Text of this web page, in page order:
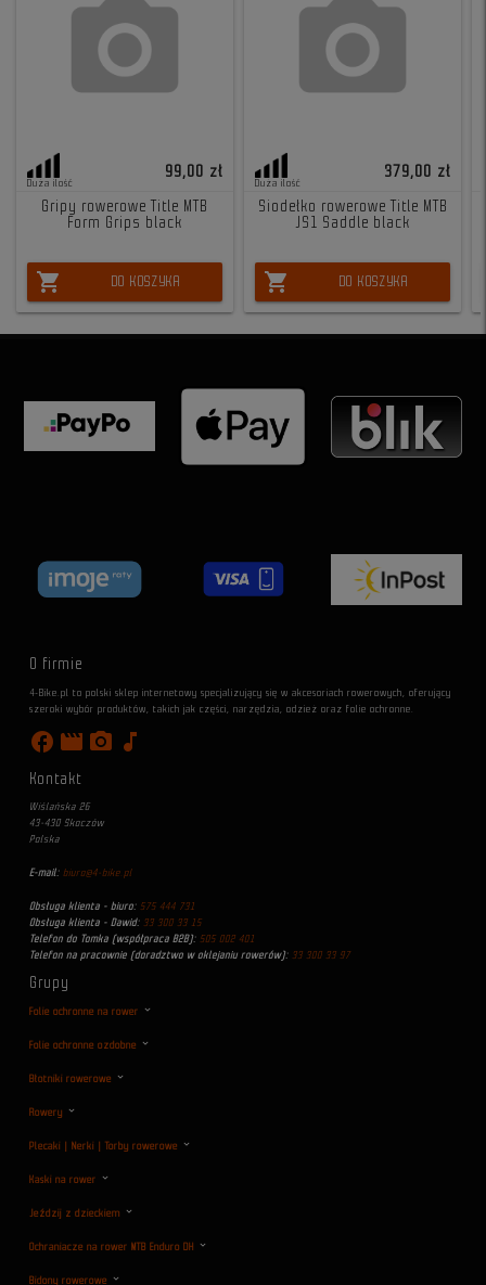
Duża ilość
99,00 zł
Gripy rowerowe Title MTB
Form Grips black
shopping_cart DO KOSZYKA
Duża ilość
379,00 zł
Siodełko rowerowe Title MTB
JS1 Saddle black
shopping_cart DO KOSZYKA
O firmie
4-Bike.pl to polski sklep internetowy specjalizujący się w akcesoriach rowerowych, oferujący
szeroki wybór produktów, takich jak części, narzędzia, odzież oraz folie ochronne.
facebook movie photo_camera music_note
Kontakt
Wiślańska 26
43-430 Skoczów
Polska
E-mail: biuro@4-bike.pl
Obsługa klienta - biuro: 575 444 731
Obsługa klienta - Dawid: 33 300 33 15
Telefon do Tomka (współpraca B2B): 505 002 401
Telefon na pracownie (doradztwo w oklejaniu rowerów): 33 300 33 97
Grupy
Folie ochronne na rower
Folie ochronne ozdobne
Błotniki rowerowe
Rowery
Plecaki | Nerki | Torby rowerowe
Kaski na rower
Jeździj z dzieckiem
Ochraniacze na rower MTB Enduro DH
Bidony rowerowe